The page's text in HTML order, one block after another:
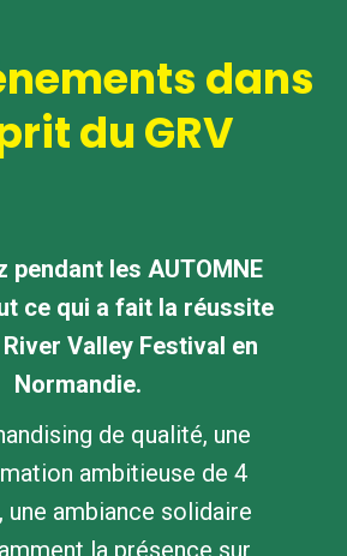
dans
du GRV
pendant les AUTOMNE
ce qui a fait la réussite
Valley Festival en
Normandie.
de qualité, une
ambitieuse de 4
une ambiance solidaire
la présence sur